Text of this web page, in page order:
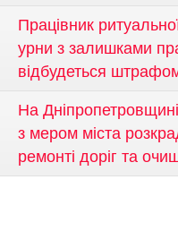
Працівник
урни з залишками
відбудеться
На
з мером міста
ремонті доріг та